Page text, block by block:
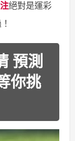
絕對是運彩
預測
你挑